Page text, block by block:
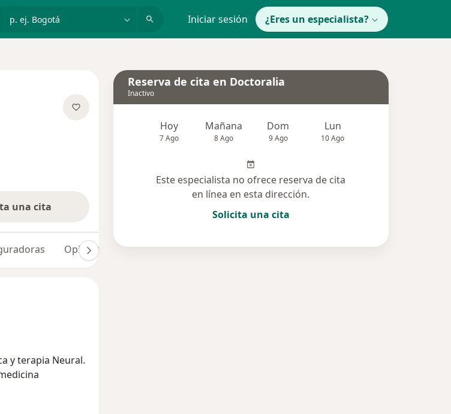
p. ej. Bogotá Iniciar sesión ¿Eres un especialista?
una cita
Opiniones (10) Dudas solucionadas (15)
y terapia Neural.
Reserva de cita en Doctoralia
Inactivo
Hoy
7 Ago
Mañana
8 Ago
Dom
9 Ago
Lun
10 Ago
Este especialista no ofrece reserva de cita
en línea en esta dirección.
Solicita una cita